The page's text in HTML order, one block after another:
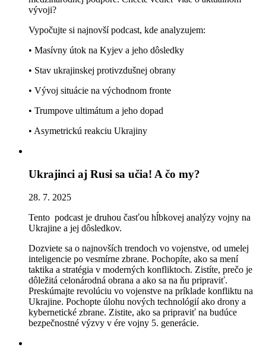
vývoji?
Vypočujte si najnovší podcast, kde analyzujem:
• Masívny útok na Kyjev a jeho dôsledky
• Stav ukrajinskej protivzdušnej obrany
• Vývoj situácie na východnom fronte
• Trumpove ultimátum a jeho dopad
• Asymetrickú reakciu Ukrajiny
Ukrajinci aj Rusi sa učia! A čo my?
28. 7. 2025
Tento podcast je druhou časťou hĺbkovej analýzy vojny na
Ukrajine a jej dôsledkov.
Dozviete sa o najnovších trendoch vo vojenstve, od umelej
inteligencie po vesmírne zbrane. Pochopíte, ako sa mení
taktika a stratégia v moderných konfliktoch. Zistíte, prečo je
dôležitá celonárodná obrana a ako sa na ňu pripraviť.
Preskúmajte revolúciu vo vojenstve na príklade konfliktu na
Ukrajine. Pochopte úlohu nových technológií ako drony a
kybernetické zbrane. Zistite, ako sa pripraviť na budúce
bezpečnostné výzvy v ére vojny 5. generácie.